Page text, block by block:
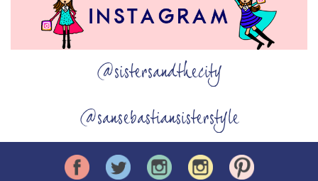
@sistersandthecity
@sansebastiansisterstyle